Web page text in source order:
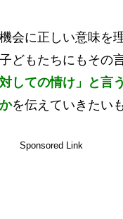
会に正しい意味を
どもたちにもその
対しての情け」と言
を伝えていきたい
Sponsored Link